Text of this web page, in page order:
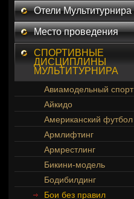
Отели Мультитурнира
Место проведения
СПОРТИВНЫЕ
ДИСЦИПЛИНЫ
МУЛЬТИТУРНИРА
Авиамодельный спорт
Айкидо
Американский футбол
Армлифтинг
Армрестлинг
Бикини-модель
Бодибилдинг
Бои без правил